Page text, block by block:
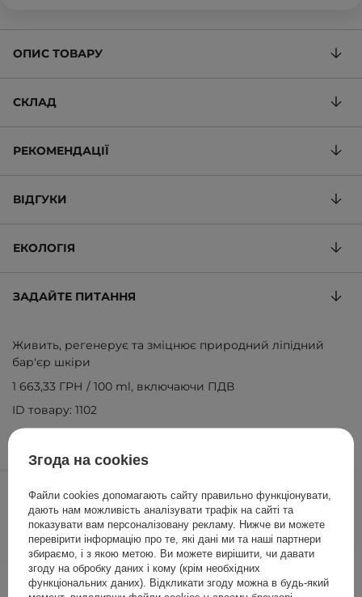
ДОДАТИ ДО КОШИКА
ОПИС ТОВАРУ
СКЛАД
РЕКОМЕНДАЦІЇ
ВІДГУКИ
ЕКОЛОГІЯ
ЗАДАЙТЕ ПИТАННЯ
Живить, регенерує та зміцнює природний ліпідний
бар'єр шкіри
1 663,33 ГРН / 100 ml, включаючи ПДВ
ID товару: 1102
Інші клієнти також перевіряли
Згода на cookies
Файли cookies допомагають сайту правильно функціонувати,
дають нам можливість аналізувати трафік на сайті та
показувати вам персоналізовану рекламу. Нижче ви можете
перевірити інформацію про те, які дані ми та наші партнери
збираємо, і з якою метою. Ви можете вирішити, чи давати
згоду на обробку даних і кому (крім необхідних
функціональних даних). Відкликати згоду можна в будь-який